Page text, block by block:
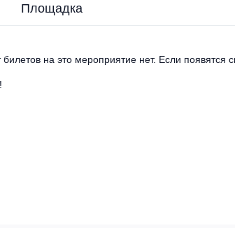
Площадка
на это мероприятие нет. Если